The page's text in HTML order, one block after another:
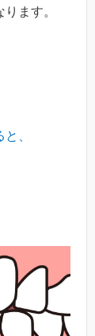
ます。
、